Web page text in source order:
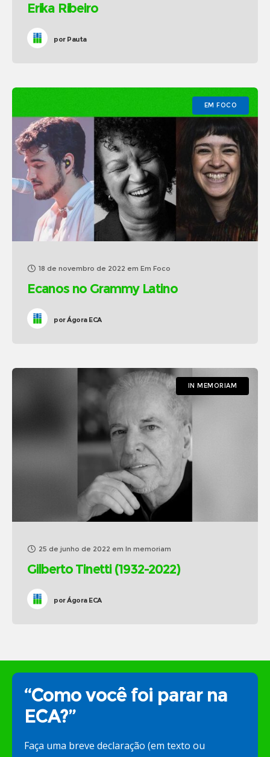
Erika Ribeiro
porPauta
EM FOCO
18 de novembro de 2022 em Em Foco
Ecanos no Grammy Latino
porÁgora ECA
IN MEMORIAM
25 de junho de 2022 em In memoriam
Gilberto Tinetti (1932-2022)
porÁgora ECA
“Como você foi parar na
ECA?”
Faça uma breve declaração (em texto ou